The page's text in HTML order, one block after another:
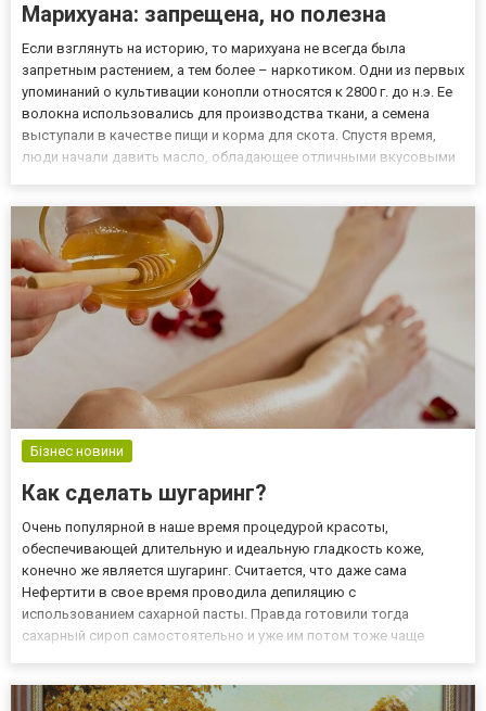
Марихуана: запрещена, но полезна
Если взглянуть на историю, то марихуана не всегда была
запретным растением, а тем более – наркотиком. Одни из первых
упоминаний о культивации конопли относятся к 2800 г. до н.э. Ее
волокна использовались для производства ткани, а семена
выступали в качестве пищи и корма для скота. Спустя время,
люди начали давить масло, обладающее отличными вкусовыми
Бізнес новини
Как сделать шугаринг?
Очень популярной в наше время процедурой красоты,
обеспечивающей длительную и идеальную гладкость коже,
конечно же является шугаринг. Считается, что даже сама
Нефертити в свое время проводила депиляцию с
использованием сахарной пасты. Правда готовили тогда
сахарный сироп самостоятельно и уже им потом тоже чаще
распространенная процедура эпиляции, которую...